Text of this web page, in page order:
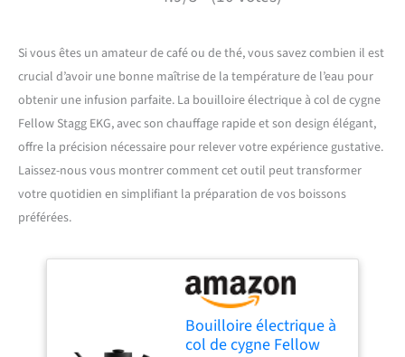
Si vous êtes un amateur de café ou de thé, vous savez combien il est
crucial d’avoir une bonne maîtrise de la température de l’eau pour
obtenir une infusion parfaite. La bouilloire électrique à col de cygne
Fellow Stagg EKG, avec son chauffage rapide et son design élégant,
offre la précision nécessaire pour relever votre expérience gustative.
Laissez-nous vous montrer comment cet outil peut transformer
votre quotidien en simplifiant la préparation de vos boissons
préférées.
Bouilloire électrique à
col de cygne Fellow